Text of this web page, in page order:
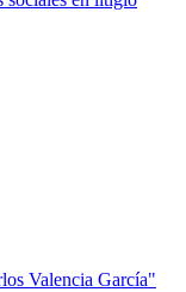
Valencia García"